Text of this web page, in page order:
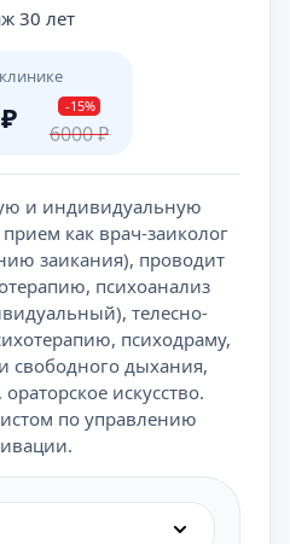
30 лет
₽ -15%
6000₽
и индивидуальную
как врач-заиколог
заикания), проводит
психоанализ
телесно-
психодраму,
свободного дыхания,
искусство.
по управлению